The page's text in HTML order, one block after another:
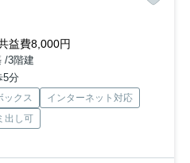
益費8,000円
/3階建
5分
ックス
インターネット対応
出し可